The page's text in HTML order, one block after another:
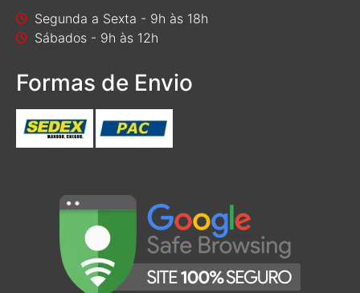
Segunda a Sexta - 9h às 18h
Sábados - 9h às 12h
Formas de Envio